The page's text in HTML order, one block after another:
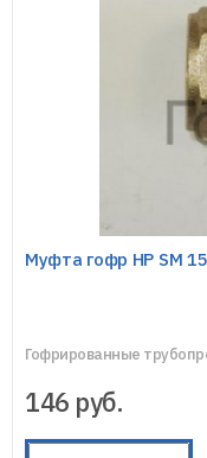
Муфта гофр НР SM
Гофрированные
146 руб.